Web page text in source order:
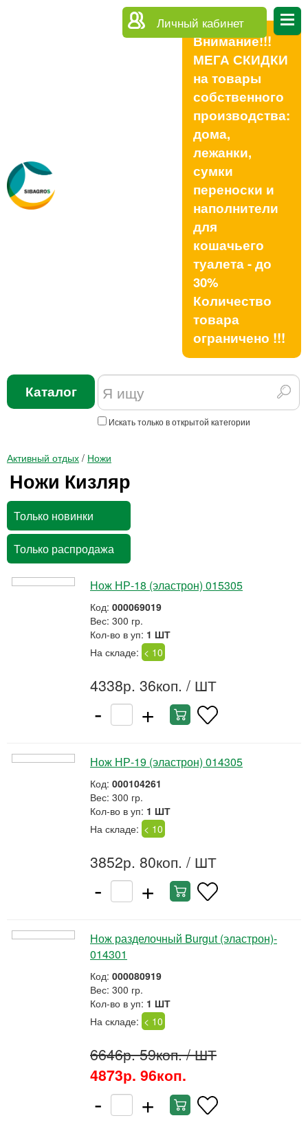
Личный кабинет
Внимание!!!
МЕГА СКИДКИ
на товары
собственного
производства:
дома,
лежанки,
сумки
переноски и
наполнители
для
кошачьего
туалета - до
30%
Количество
товара
ограничено !!!
Каталог
Искать только в открытой категории
Активный отдых / Ножи
Ножи Кизляр
Только новинки
Только распродажа
Нож НР-18 (эластрон) 015305
Код: 000069019
Вес: 300 гр.
Кол-во в уп: 1 ШТ
На складе: < 10
4338р. 36коп. / ШТ
- +
Нож НР-19 (эластрон) 014305
Код: 000104261
Вес: 300 гр.
Кол-во в уп: 1 ШТ
На складе: < 10
3852р. 80коп. / ШТ
- +
Нож разделочный Burgut (эластрон)-
014301
Код: 000080919
Вес: 300 гр.
Кол-во в уп: 1 ШТ
На складе: < 10
6646р. 59коп./ ШТ
4873р. 96коп.
- +